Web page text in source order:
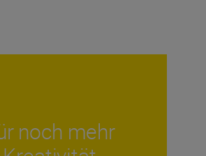
noch mehr